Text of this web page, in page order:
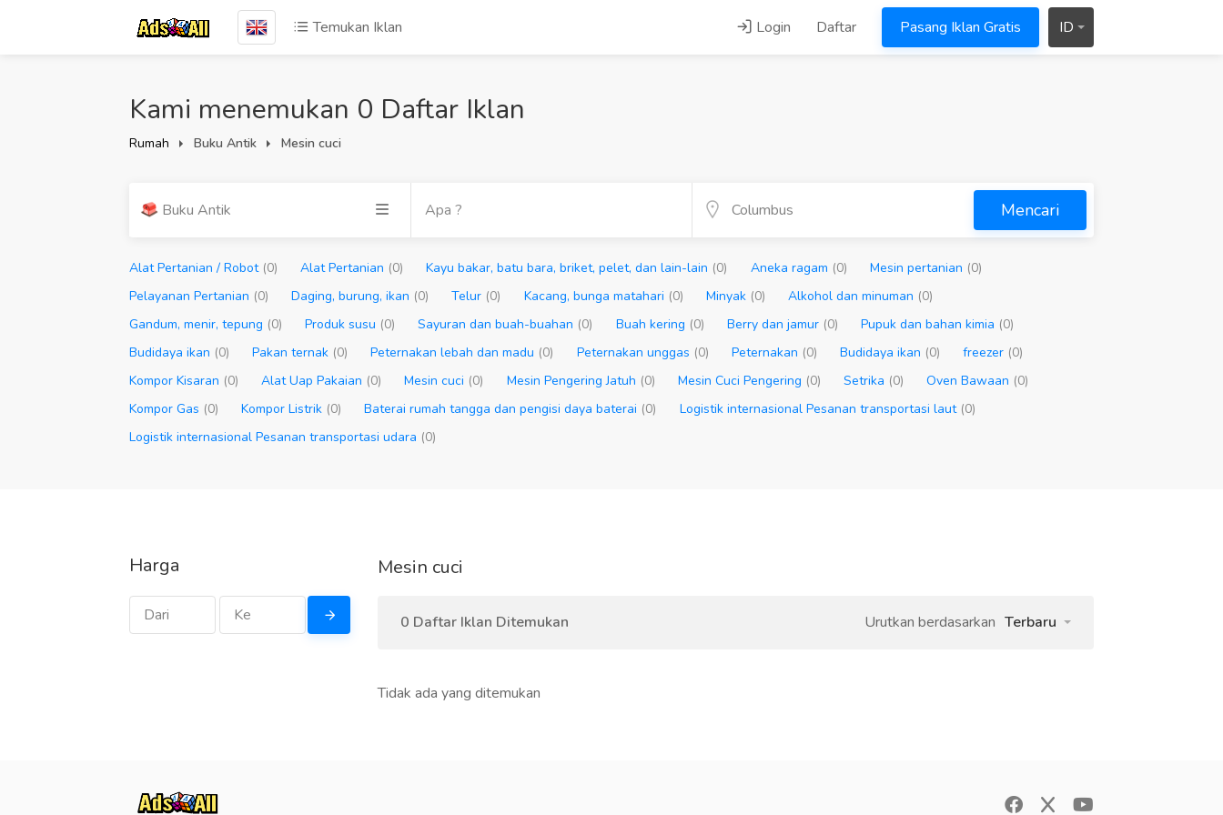
Temukan Iklan Login Daftar Pasang Iklan Gratis ID
Kami menemukan 0 Daftar Iklan
Rumah Buku Antik Mesin cuci
Buku Antik Mencari
Alat Pertanian / Robot (0) Alat Pertanian (0) Kayu bakar, batu bara, briket, pelet, dan lain-lain (0) Aneka ragam (0) Mesin pertanian (0)
Pelayanan Pertanian (0) Daging, burung, ikan (0) Telur (0) Kacang, bunga matahari (0) Minyak (0) Alkohol dan minuman (0)
Gandum, menir, tepung (0) Produk susu (0) Sayuran dan buah-buahan (0) Buah kering (0) Berry dan jamur (0) Pupuk dan bahan kimia (0)
Budidaya ikan (0) Pakan ternak (0) Peternakan lebah dan madu (0) Peternakan unggas (0) Peternakan (0) Budidaya ikan (0) freezer (0)
Kompor Kisaran (0) Alat Uap Pakaian (0) Mesin cuci (0) Mesin Pengering Jatuh (0) Mesin Cuci Pengering (0) Setrika (0) Oven Bawaan (0)
Kompor Gas (0) Kompor Listrik (0) Baterai rumah tangga dan pengisi daya baterai (0) Logistik internasional Pesanan transportasi laut (0)
Logistik internasional Pesanan transportasi udara (0)
Harga Mesin cuci
0 Daftar Iklan Ditemukan Urutkan berdasarkan Terbaru
Tidak ada yang ditemukan